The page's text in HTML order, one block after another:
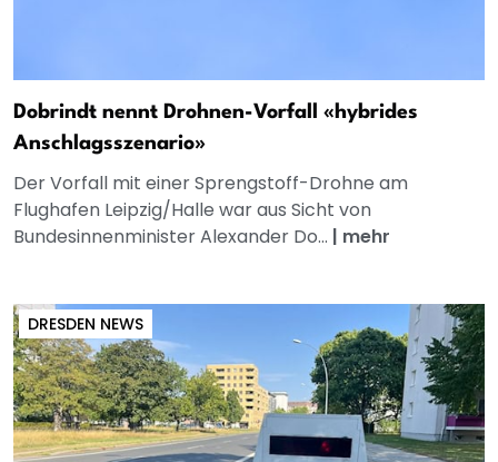
Dobrindt nennt Drohnen-Vorfall «hybrides
Anschlagsszenario»
Der Vorfall mit einer Sprengstoff-Drohne am
Flughafen Leipzig/Halle war aus Sicht von
Bundesinnenminister Alexander Do... | mehr
DRESDEN NEWS